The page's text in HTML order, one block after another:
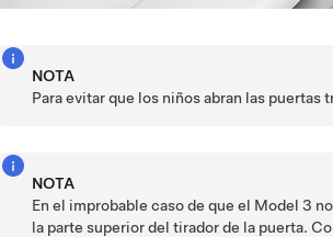
NOTA
Para evitar que los niños abran las
NOTA
En el improbable caso de que el Model 3
la parte superior del tirador de la puerta.